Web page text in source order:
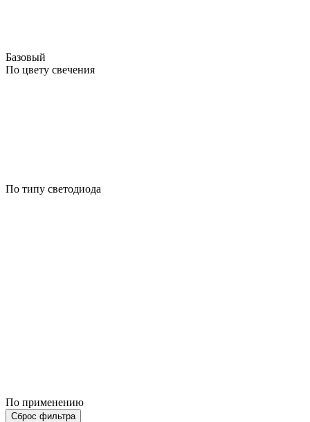
Базовый
По цвету свечения
По типу светодиода
По применению
Сброс фильтра